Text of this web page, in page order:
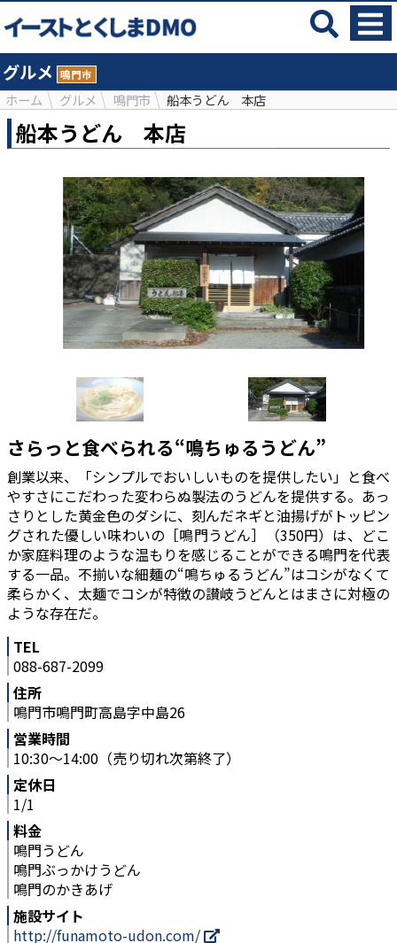
グルメ 鳴門市
ホーム グルメ 鳴門市 船本うどん 本店
船本うどん 本店
さらっと食べられる“鳴ちゅるうどん”
創業以来、「シンプルでおいしいものを提供したい」と食べ
やすさにこだわった変わらぬ製法のうどんを提供する。あっ
さりとした黄金色のダシに、刻んだネギと油揚げがトッピン
グされた優しい味わいの［鳴門うどん］（350円）は、どこ
か家庭料理のような温もりを感じることができる鳴門を代表
する一品。不揃いな細麺の“鳴ちゅるうどん”はコシがなくて
柔らかく、太麺でコシが特徴の讃岐うどんとはまさに対極の
ような存在だ。
TEL
088-687-2099
住所
鳴門市鳴門町高島字中島26
営業時間
10:30～14:00（売り切れ次第終了）
定休日
1/1
料金
鳴門うどん
鳴門ぶっかけうどん
鳴門のかきあげ
施設サイト
http://funamoto-udon.com/